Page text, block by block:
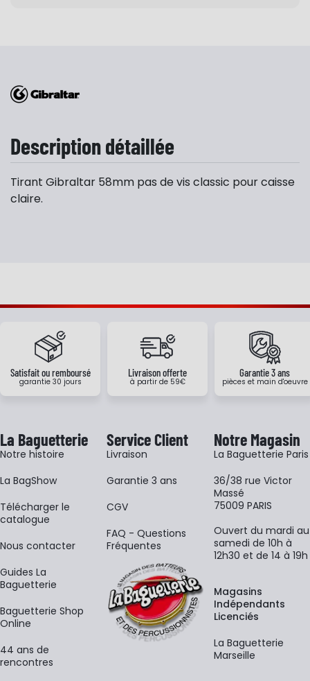
Description détaillée
Tirant Gibraltar 58mm pas de vis classic pour caisse
claire.
Satisfait ou remboursé
garantie 30 jours
Livraison offerte
à partir de 59€
Garantie 3 ans
pièces et main d'oeuvre
La Baguetterie
Notre histoire
La BagShow
​Télécharger le
catalogue
Nous contacter
Guides La
Baguetterie
Baguetterie Shop
Online
44 ans de
rencontres
Service Client
Livraison
Garantie 3 ans
CGV
FAQ - Questions
Fréquentes
Notre Magasin
La Baguetterie Paris
36/38 rue Victor
Massé
75009 PARIS
Ouvert du mardi au
samedi de 10h à
12h30 et de 14 à 19h
Magasins
Indépendants
Licenciés
La Baguetterie
Marseille